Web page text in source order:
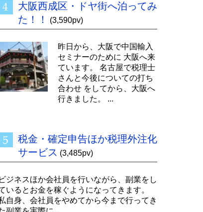
大阪西成区・ドヤ街へ泊ってみ
た！！
(3,590pv)
昨日から、大阪で中国輸入
セミナーのために 大阪へ来
ています。 名古屋で税理士
さんと今後についての打ち
合わせ をしてから、大阪へ
行きました。 ...
税金・確定申告ほか税理外注化
サービス (3,485pv)
ビジネスほか会社員を行いながら、副業をし
いるとお金を稼ぐようになってきます。
自身、会社員をやめてから今まで行ってき